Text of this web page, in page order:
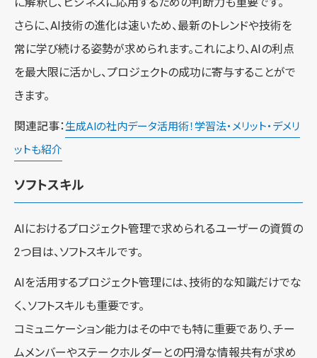
さらに、AI技術の進化は速いため、最新のトレンドや技術を
常に学び続ける姿勢が求められます。これにより、AIの利点
を最大限に活かし、プロジェクトの成功に寄与することがで
きます。
関連記事：生成AIの社内データ活用術！学習法・メリット・デメリ
ットも紹介
ソフトスキル
AIにおけるプロジェクト管理で求められるユーザーの資質の
2つ目は、ソフトスキルです。
AIを活用するプロジェクト管理には、技術的な知識だけでな
く、ソフトスキルも重要です。
コミュニケーション能力はその中でも特に重要であり、チー
ムメンバーやステークホルダーとの円滑な情報共有が求め